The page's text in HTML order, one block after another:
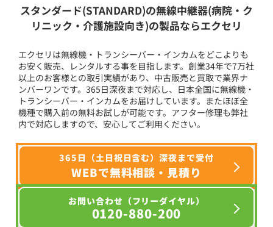
スタンダード(STANDARD)の無線中継器(病院・ク
リニック・介護施設向き)の製品ならエクセリ
エクセリは無線機・トランシーバー・インカムをどこよりも
お安く販売、レンタルする事を目指します。創業34年で7万社
以上のお客様との取引実績があり、中古販売と買取で業界ナ
ンバーワンです。365日深夜まで対応し、日本全国に無線機・
トランシーバー・インカムをお届けしています。またほぼ全
機種で購入前の無料お試しが可能です。アフター修理も弊社
内で対応しますので、安心してご利用ください。
365日（土日祝日含む）深夜まで受付
WEBで無料相談・見積り
お問い合わせ（フリーダイヤル）
0120-880-200